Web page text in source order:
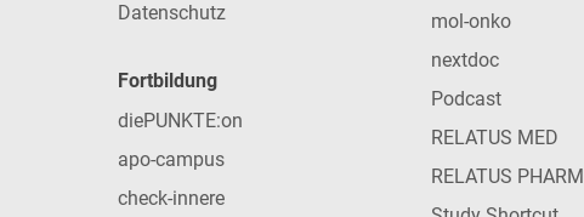
Datenschutz
Fortbildung
diePUNKTE:on
apo-campus
check-innere
mol-onko
nextdoc
Podcast
RELATUS MED
RELATUS PHARM